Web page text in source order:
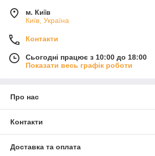
м. Київ
Київ, Україна
Контакти
Сьогодні працює з 10:00 до 18:00
Показати весь графік роботи
Про нас
Контакти
Доставка та оплата